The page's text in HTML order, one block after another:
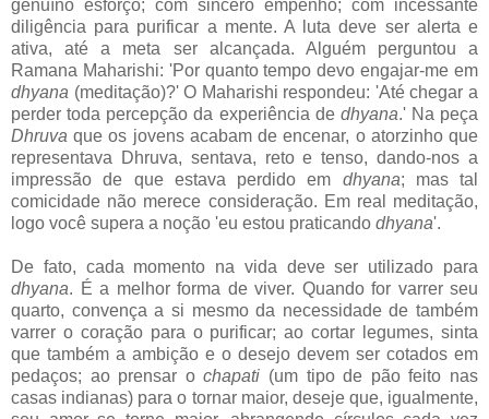
genuíno esforço; com sincero empenho; com incessante
diligência para purificar a mente. A luta deve ser alerta e
ativa, até a meta ser alcançada. Alguém perguntou a
Ramana Maharishi: 'Por quanto tempo devo engajar-me em
dhyana (meditação)?' O Maharishi respondeu: 'Até chegar a
perder toda percepção da experiência de dhyana.' Na peça
Dhruvaque os jovens acabam de encenar, o atorzinho que
representava Dhruva, sentava, reto e tenso, dando-nos a
impressão de que estava perdido em dhyana; mas tal
comicidade não merece consideração. Em real meditação,
logo você supera a noção 'eu estou praticando dhyana'.
De fato, cada momento na vida deve ser utilizado para
dhyana. É a melhor forma de viver. Quando for varrer seu
quarto, convença a si mesmo da necessidade de também
varrer o coração para o purificar; ao cortar legumes, sinta
que também a ambição e o desejo devem ser cotados em
pedaços; ao prensar ochapati (um tipo de pão feito nas
casas indianas) para o tornar maior, deseje que, igualmente,